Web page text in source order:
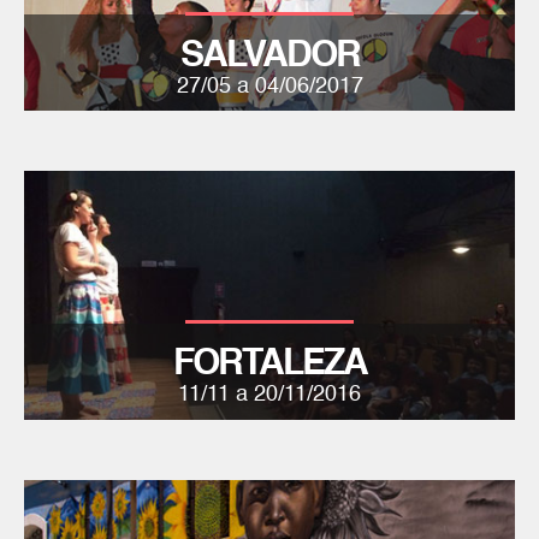
SALVADOR
27/05 a 04/06/2017
FORTALEZA
11/11 a 20/11/2016